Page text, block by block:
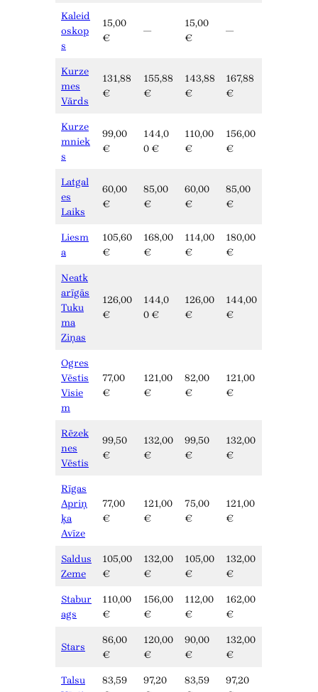
Kaleid
oskop
s
15,00
€
—
15,00
€
—
Kurze
mes
Vārds
131,88
€
155,88
€
143,88
€
167,88
€
Kurze
mniek
s
99,00
€
144,0
0 €
110,00
€
156,00
€
Latgal
es
Laiks
60,00
€
85,00
€
60,00
€
85,00
€
Liesm
a
105,60
€
168,00
€
114,00
€
180,00
€
Neatk
arīgās
Tuku
ma
Ziņas
126,00
€
144,0
0 €
126,00
€
144,00
€
Ogres
Vēstis
Visie
m
77,00
€
121,00
€
82,00
€
121,00
€
Rēzek
nes
Vēstis
99,50
€
132,00
€
99,50
€
132,00
€
Rīgas
Apriņ
ķa
Avīze
77,00
€
121,00
€
75,00
€
121,00
€
Saldus
Zeme
105,00
€
132,00
€
105,00
€
132,00
€
Stabur
ags
110,00
€
156,00
€
112,00
€
162,00
€
Stars
86,00
€
120,00
€
90,00
€
132,00
€
Talsu
83,59
97,20
83,59
97,20